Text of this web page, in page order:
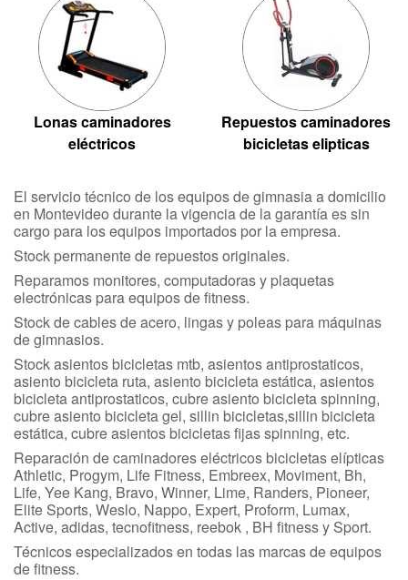
Lonas caminadores
eléctricos
Repuestos caminadores
bicicletas elipticas
El servicio técnico de los equipos de gimnasia a domicilio
en Montevideo durante la vigencia de la garantía es sin
cargo para los equipos importados por la empresa.
Stock permanente de repuestos originales.
Reparamos monitores, computadoras y plaquetas
electrónicas para equipos de fitness.
Stock de cables de acero, lingas y poleas para máquinas
de gimnasios.
Stock asientos bicicletas mtb, asientos antiprostaticos,
asiento bicicleta ruta, asiento bicicleta estática, asientos
bicicleta antiprostaticos, cubre asiento bicicleta spinning,
cubre asiento bicicleta gel, sillin bicicletas,sillin bicicleta
estática, cubre asientos bicicletas fijas spinning, etc.
Reparación de caminadores eléctricos bicicletas elípticas
Athletic, Progym, Life Fitness, Embreex, Moviment, Bh,
Life, Yee Kang, Bravo, Winner, Lime, Randers, Pioneer,
Elite Sports, Weslo, Nappo, Expert, Proform, Lumax,
Active, adidas, tecnofitness, reebok , BH fitness y Sport.
Técnicos especializados en todas las marcas de equipos
de fitness.